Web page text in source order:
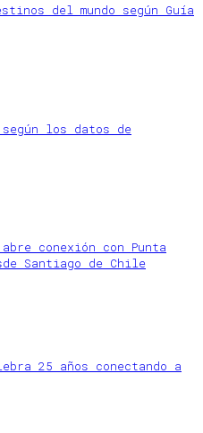
del mundo según Guía
según los datos de
conexión con Punta
Santiago de Chile
25 años conectando a